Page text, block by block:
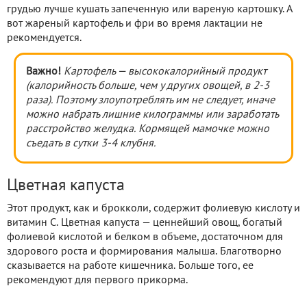
грудью лучше кушать запеченную или вареную картошку. А
вот жареный картофель и фри во время лактации не
рекомендуется.
Важно! Картофель — высококалорийный продукт
(калорийность больше, чем у других овощей, в 2-3
раза). Поэтому злоупотреблять им не следует, иначе
можно набрать лишние килограммы или заработать
расстройство желудка. Кормящей мамочке можно
съедать в сутки 3-4 клубня.
Цветная капуста
Этот продукт, как и брокколи, содержит фолиевую кислоту и
витамин C. Цветная капуста — ценнейший овощ, богатый
фолиевой кислотой и белком в объеме, достаточном для
здорового роста и формирования малыша. Благотворно
сказывается на работе кишечника. Больше того, ее
рекомендуют для первого прикорма.